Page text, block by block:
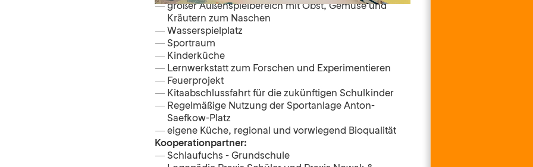
großer Außenspielbereich mit Obst, Gemüse und
Kräutern zum Naschen
Wasserspielplatz
Sportraum
Kinderküche
Lernwerkstatt zum Forschen und Experimentieren
Feuerprojekt
Kitaabschlussfahrt für die zukünftigen Schulkinder
Regelmäßige Nutzung der Sportanlage Anton-
Saefkow-Platz
eigene Küche, regional und vorwiegend Bioqualität
Kooperationpartner:
Schlaufuchs - Grundschule